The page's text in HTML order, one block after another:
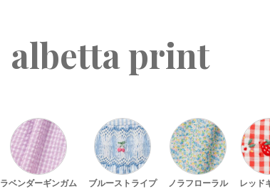
albetta print
ラベンダーギンガム ブルーストライプ ノラフローラル レッド